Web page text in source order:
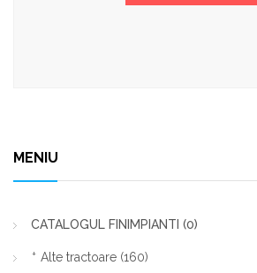
MENIU
CATALOGUL FINIMPIANTI (0)
Alte tractoare (160)